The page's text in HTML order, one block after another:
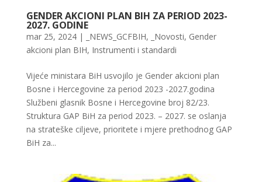
GENDER AKCIONI PLAN BIH ZA PERIOD 2023-
2027. GODINE
mar 25, 2024| _NEWS_GCFBIH, _Novosti, Gender
akcioni plan BIH, Instrumenti i standardi
Vijeće ministara BiH usvojilo je Gender akcioni plan
Bosne i Hercegovine za period 2023 -2027.godina
Službeni glasnik Bosne i Hercegovine broj 82/23.
Struktura GAP BiH za period 2023. – 2027. se oslanja
na strateške ciljeve, prioritete i mjere prethodnog GAP
BiH za...